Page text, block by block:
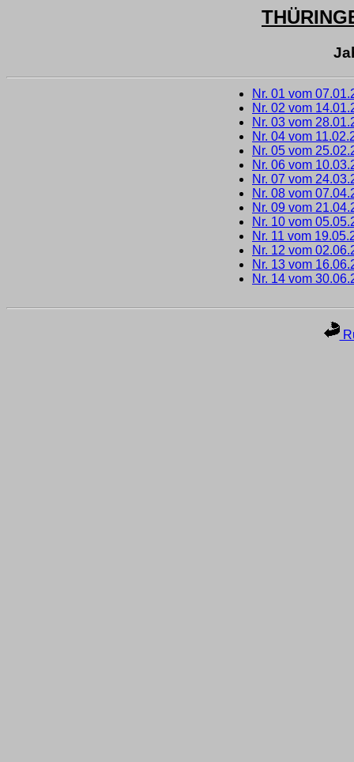
Nr. 01 vom
Nr. 02 vom
Nr. 03 vom
Nr. 04 vom
Nr. 05 vom
Nr. 06 vom
Nr. 07 vom
Nr. 08 vom
Nr. 09 vom
Nr. 10 vom
Nr. 11 vom
Nr. 12 vom
Nr. 13 vom
Nr. 14 vom